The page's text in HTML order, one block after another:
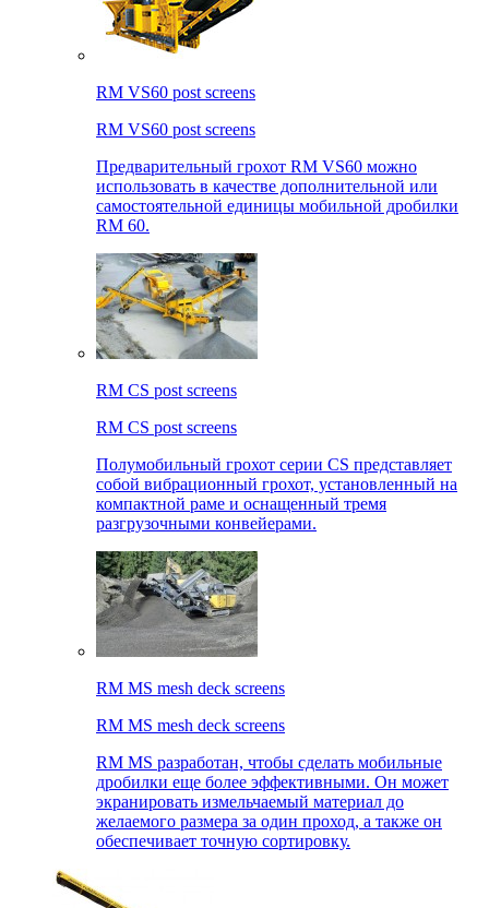
RM VS60 post screens
RM VS60 post screens
Предварительный грохот RM VS60 можно
использовать в качестве дополнительной или
самостоятельной единицы мобильной дробилки
RM 60.
RM CS post screens
RM CS post screens
Полумобильный грохот серии CS представляет
собой вибрационный грохот, установленный на
компактной раме и оснащенный тремя
разгрузочными конвейерами.
RM MS mesh deck screens
RM MS mesh deck screens
RM MS разработан, чтобы сделать мобильные
дробилки еще более эффективными. Он может
экранировать измельчаемый материал до
желаемого размера за один проход, а также он
обеспечивает точную сортировку.